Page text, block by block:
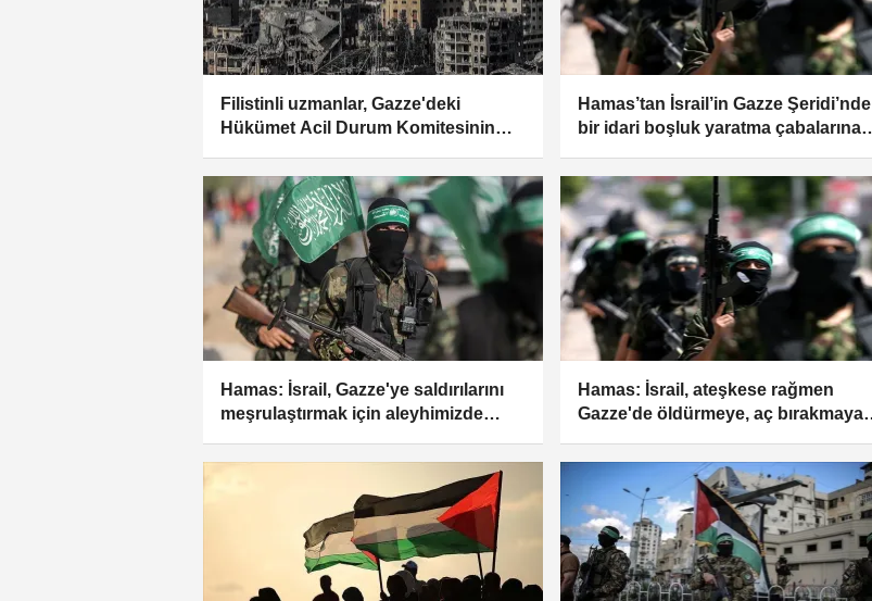
Filistinli uzmanlar, Gazze'deki
Hükümet Acil Durum Komitesinin
Hamas’tan İsrail’in Gazze Şeridi’nde
bir idari boşluk yaratma çabalarına
Hamas: İsrail, Gazze'ye saldırılarını
meşrulaştırmak için aleyhimizde
Hamas: İsrail, ateşkese rağmen
Gazze'de öldürmeye, aç bırakmaya
ediyor